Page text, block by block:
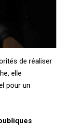
de réaliser
elle
pour un